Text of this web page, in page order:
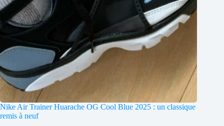
Nike Air Trainer Huarache OG Cool Blue 2025 : un classique
remis à neuf